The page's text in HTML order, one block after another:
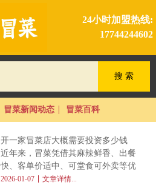
24小时加盟热线:
17744244602
冒菜新闻动态 冒菜百科
开一家冒菜店大概需要投资多少钱
近年来，冒菜凭借其麻辣鲜香、出餐
快、客单价适中、可堂食可外卖等优
势，成为众多创业者进入餐饮行业的热
2026-01-07 文章详情...